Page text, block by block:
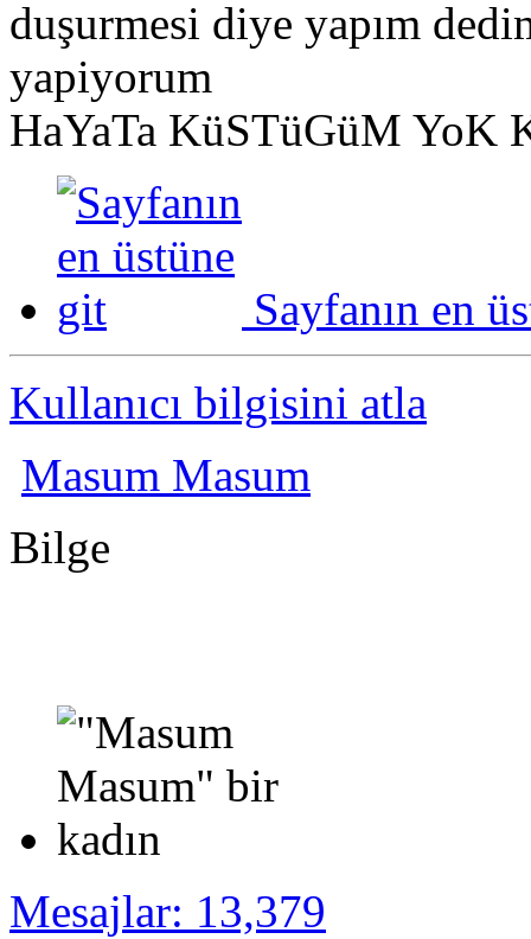
duşurmesi diye yapım
yapiyorum
HaYaTa KüSTüGüM YoK
Sayfanın en
Kullanıcı bilgisini atla
Masum Masum
Bilge
Mesajlar: 13,379